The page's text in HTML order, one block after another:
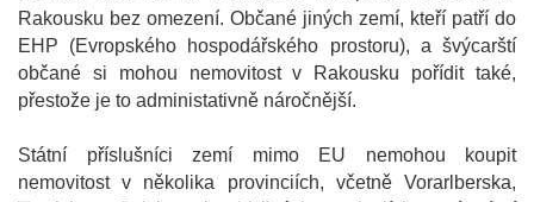
Rakousku bez omezení. Občané jiných zemí, kteří patří do
EHP (Evropského hospodářského prostoru), a švýcarští
občané si mohou nemovitost v Rakousku pořídit také,
přestože je to administativně náročnější.
Státní příslušníci zemí mimo EU nemohou koupit
nemovitost v několika provinciích, včetně Vorarlberska,